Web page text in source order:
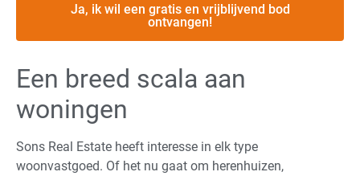
Ja, ik wil een gratis en vrijblijvend bod
ontvangen!
Een breed scala aan
woningen
Sons Real Estate heeft interesse in elk type
woonvastgoed. Of het nu gaat om herenhuizen,